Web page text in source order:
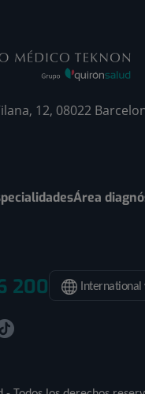
12, 08022
Área
200 International
una